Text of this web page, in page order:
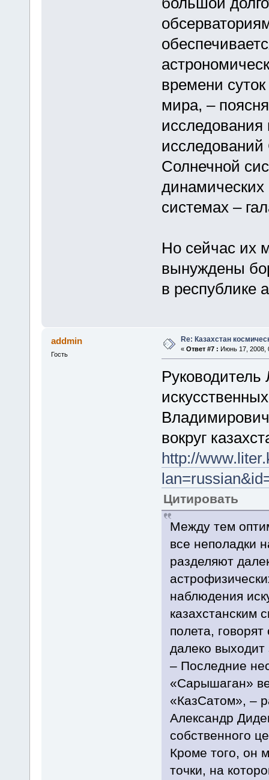
времени
мира, –
исследования
исследований
Солнечной
динамических
системах –
Но сейчас их
вынуждены
в республике
addmin
Гость
Re: Казахстан
« Ответ #7 : Июнь 17, 2008,
вокруг
http://
Цитировать
Между тем
все неполадки
разделяют
наблюдения
казахстанским
полета,
далеко
– Последние
«Сарышаган»
«КазСатом», –
Александр
собственного
Кроме того, он
точки, на